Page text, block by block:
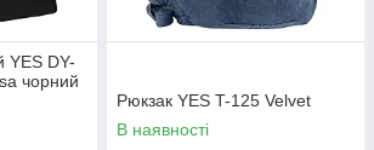
YES DY-
чорний
Рюкзак YES T-125 Velvet
В наявності